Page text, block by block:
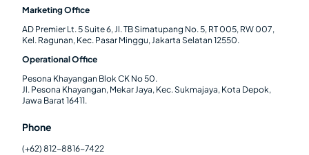
Marketing Office
AD Premier Lt. 5 Suite 6, Jl. TB Simatupang No. 5, RT 005, RW 007,
Kel. Ragunan, Kec. Pasar Minggu, Jakarta Selatan 12550.
Operational Office
Pesona Khayangan Blok CK No 50.
Jl. Pesona Khayangan, Mekar Jaya, Kec. Sukmajaya, Kota Depok,
Jawa Barat 16411.
Phone
(+62) 812-8816-7422